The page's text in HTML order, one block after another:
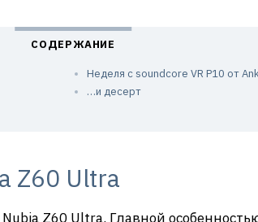
Неделя с soundcore VR P10 от
…и десерт
Z60 Ultra
Z60 Ultra. Главной